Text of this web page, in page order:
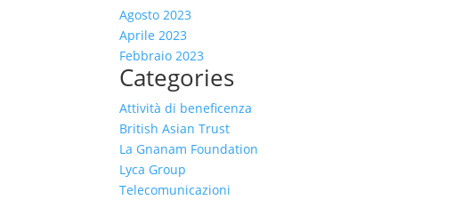
Agosto 2023
Aprile 2023
Febbraio 2023
Categories
Attività di beneficenza
British Asian Trust
La Gnanam Foundation
Lyca Group
Telecomunicazioni